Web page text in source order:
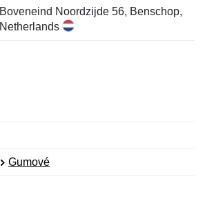
Boveneind Noordzijde 56, Benschop,
Netherlands
Gumové